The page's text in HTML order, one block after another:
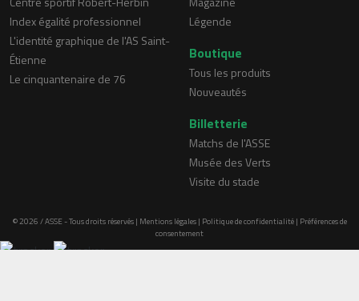
Index égalité professionnel
L'identité graphique de l'AS Saint-
Étienne
Le cinquantenaire de 76
Légende
Boutique
Tous les produits
Nouveautés
Billetterie
Matchs de l'ASSE
Musée des Verts
Visite du stade
© 2026 / ASSE - Tous droits réservés | Mentions légales| Politique de confidentialité| Préférences de
consentement